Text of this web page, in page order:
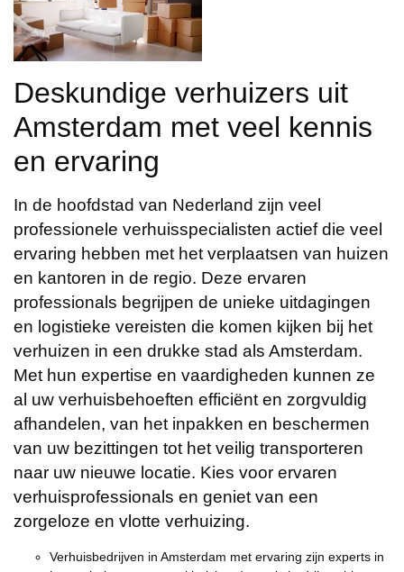
Deskundige verhuizers uit
Amsterdam met veel kennis
en ervaring
In de hoofdstad van Nederland zijn veel
professionele verhuisspecialisten actief die veel
ervaring hebben met het verplaatsen van huizen
en kantoren in de regio. Deze ervaren
professionals begrijpen de unieke uitdagingen
en logistieke vereisten die komen kijken bij het
verhuizen in een drukke stad als Amsterdam.
Met hun expertise en vaardigheden kunnen ze
al uw verhuisbehoeften efficiënt en zorgvuldig
afhandelen, van het inpakken en beschermen
van uw bezittingen tot het veilig transporteren
naar uw nieuwe locatie. Kies voor ervaren
verhuisprofessionals en geniet van een
zorgeloze en vlotte verhuizing.
Verhuisbedrijven in Amsterdam met ervaring zijn experts in